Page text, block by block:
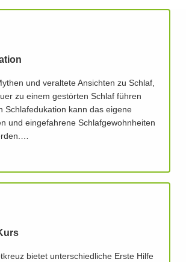
und veraltete Ansichten zu Schlaf,
zu einem gestörten Schlaf führen
Schlafedukation kann das eigene
und eingefahrene Schlafgewohnheiten
bietet unterschiedliche Erste Hilfe